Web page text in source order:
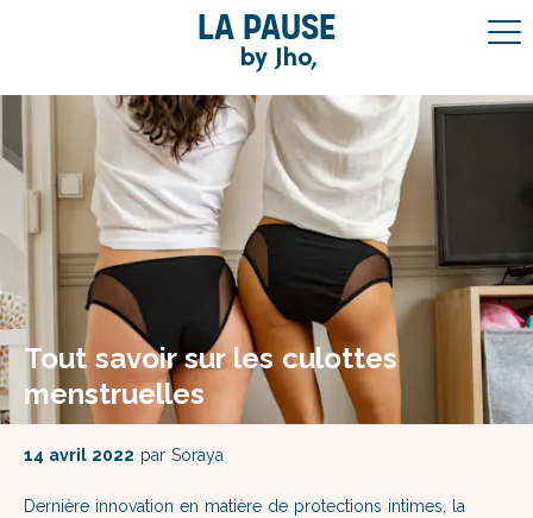
La pause
by Jho,
Tout savoir sur les culottes
menstruelles
14 avril 2022 par Soraya
Dernière innovation en matière de protections intimes, la